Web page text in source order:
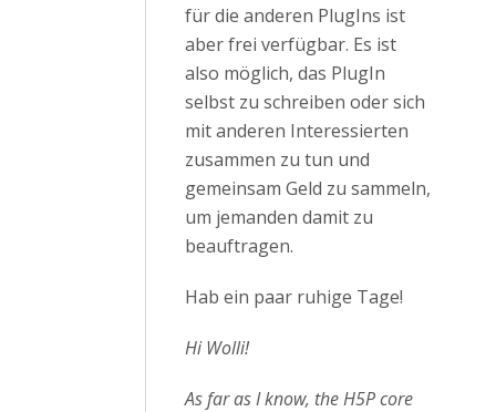
für die anderen PlugIns ist
aber frei verfügbar. Es ist
also möglich, das PlugIn
selbst zu schreiben oder sich
mit anderen Interessierten
zusammen zu tun und
gemeinsam Geld zu sammeln,
um jemanden damit zu
beauftragen.
Hab ein paar ruhige Tage!
Hi Wolli!
As far as I know, the H5P core